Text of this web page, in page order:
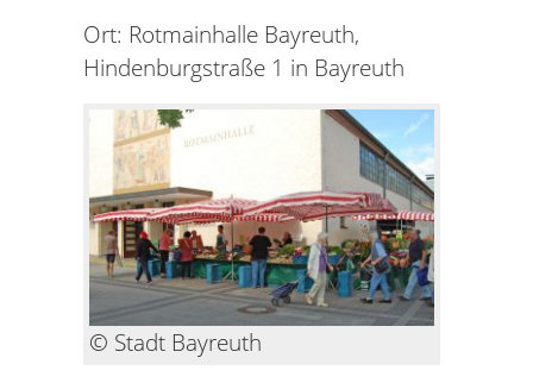
Ort: Rotmainhalle Bayreuth,
Hindenburgstraße 1 in Bayreuth
© Stadt Bayreuth